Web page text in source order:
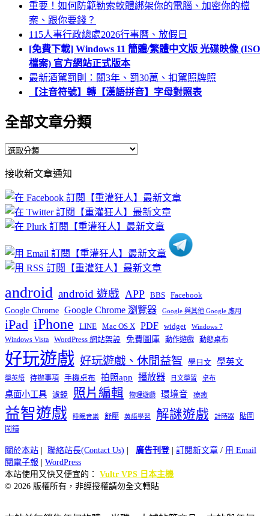
重要！如何防範勒索軟體綁架你的電腦、加密你的檔
案、跟你要錢？
115人事行政總處2026行事曆、放假日
[免費下載] Windows 11 簡體/繁體中文版 光碟映像 (ISO
檔案) 官方網站正式版本
最新酒駕罰則：關3年、罰30萬、扣駕照牌照
【注音符號】轉【漢語拼音】字母對照表
全部文章分類
全
文
章
分
類
接收新文章通知
android android 遊戲 APP BBS Facebook
Google Chrome Google Chrome 瀏覽器 Google 與其他 Google 應用
iPad iPhone LINE Mac OS X PDF widget Windows 7
Windows Vista WordPress 網站架設 免費圖庫 動作遊戲 動態桌布
好玩遊戲 好玩遊戲、休閒益智 學日文 學英文
學英語 待辦事項 手機桌布 拍照app 播放器 日文學習 桌布
桌面小工具 濾鏡 照片編輯 物理遊戲 環境音 療癒
益智遊戲 睡眠音樂 舒壓 英語學習 解謎遊戲 計時器
貼圖
鬧鐘
關於本站 聯絡站長(Contact Us) 廣告刊登| 訂閱新文章 / 用 Email
閱電子報
WordPress
本站使用又快又便宜的： Vultr VPS 日本主機
© 2026 版權所有，非經授權請勿全文轉貼